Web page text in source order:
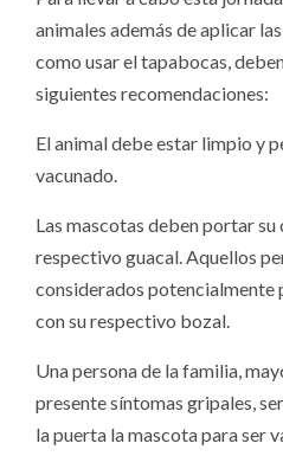
animales además de aplicar
como usar el tapabocas,
siguientes recomendaciones:
El animal debe estar limpio y
vacunado.
Las mascotas deben portar su
respectivo guacal. Aquellos
considerados potencialmente
con su respectivo bozal.
Una persona de la familia,
presente síntomas gripales,
la puerta la mascota para ser